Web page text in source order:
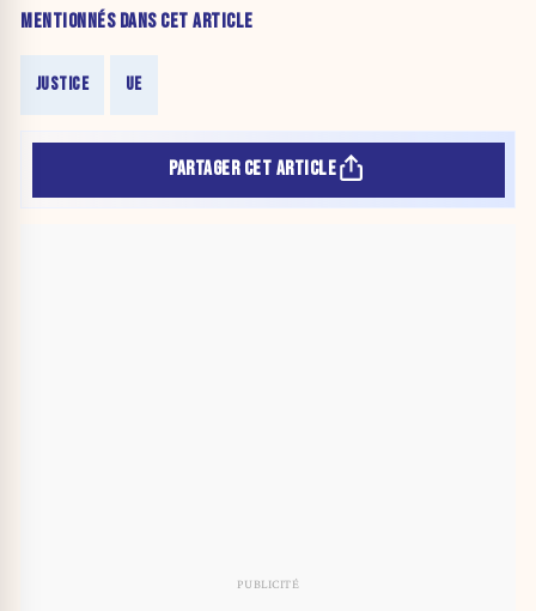
MENTIONNÉS DANS CET ARTICLE
JUSTICE UE
PARTAGER CET ARTICLE